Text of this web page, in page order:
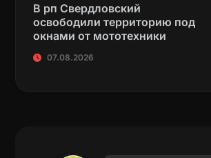
В рп Свердловский
освободили территорию под
окнами от мототехники
07.08.2026